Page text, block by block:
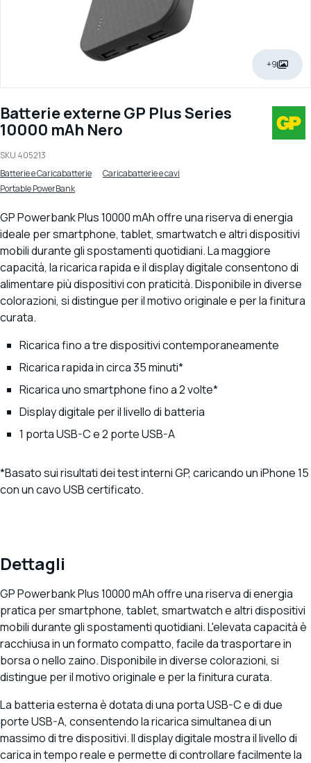
+9
Batterie externe GP Plus Series
10000 mAh Nero
SKU 405213
Batterie e Caricabatterie
Caricabatterie e cavi
Portable PowerBank
GP Powerbank Plus 10000 mAh offre una riserva di energia
ideale per smartphone, tablet, smartwatch e altri dispositivi
mobili durante gli spostamenti quotidiani.La maggiore
capacità, la ricarica rapida e il display digitale consentono di
alimentare più dispositivi con praticità. Disponibile in diverse
colorazioni, si distingue per il motivo originale e per la finitura
curata.
Ricarica fino a tre dispositivi contemporaneamente
Ricarica rapida in circa 35 minuti*
Ricarica uno smartphone fino a 2 volte*
Display digitale per il livello di batteria
1 porta USB-C e 2 porte USB-A
*Basato sui risultati dei test interni GP, caricando un iPhone 15
con un cavo USB certificato.
Dettagli
GP Powerbank Plus 10000 mAh offre una riserva di energia
pratica per smartphone, tablet, smartwatch e altri dispositivi
mobili durante gli spostamenti quotidiani. L'elevata capacità è
racchiusa in un formato compatto, facile da trasportare in
borsa o nello zaino. Disponibile in diverse colorazioni, si
distingue per il motivo originale e per la finitura curata.
La batteria esterna è dotata di una porta USB-C e di due
porte USB-A, consentendo la ricarica simultanea di un
massimo di tre dispositivi. Il display digitale mostra il livello di
carica in tempo reale e permette di controllare facilmente la